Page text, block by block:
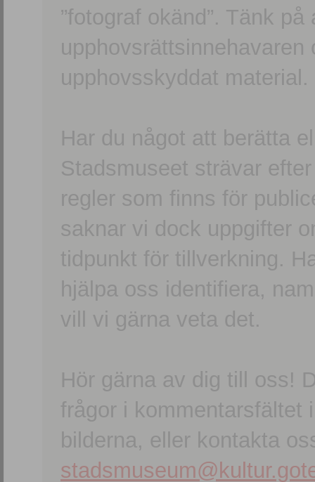
”fotograf okänd”. Tänk
upphovsskyddat material.
Har du något att berätta
Stadsmuseet strävar
regler som finns för
saknar vi dock uppgifter
tidpunkt för tillverkning.
hjälpa oss identifiera,
vill vi gärna veta det.
Hör gärna av dig till oss!
frågor i kommentarsfältet
bilderna, eller kontakta